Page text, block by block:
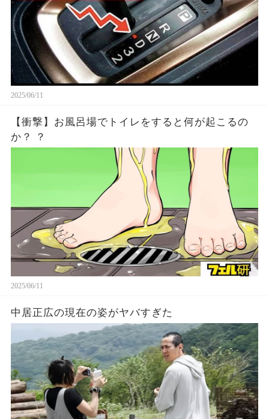
2025/06/11
【衝撃】お風呂場でトイレをすると何が起こるの
か？ ？
2025/06/11
中居正広の現在の姿がヤバすぎた